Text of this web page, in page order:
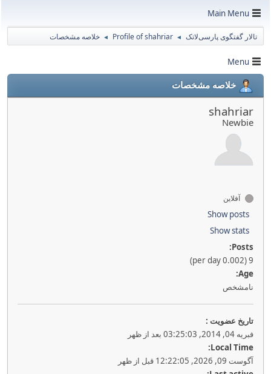
Main Menu
تالار گفتگوی پارسی‌لاتک ◄
Profile of shahriar
◄ خلاصه مشخصات
Menu
خلاصه مشخصات
shahriar
Newbie
آفلاین
Show posts
Show stats
Posts:
9 (0.002 per day)
Age:
نامشخص
تاريخ عضويت :
فبریه 04, 2014, 03:25:03 بعد از ظهر
Local Time:
آگوست 09, 2026, 12:22:05 قبل از ظهر